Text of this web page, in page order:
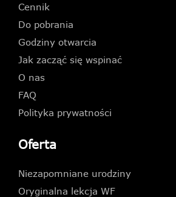
Cennik
Do pobrania
Godziny otwarcia
Jak zacząć się wspinać
O nas
FAQ
Polityka prywatności
Oferta
Niezapomniane urodziny
Oryginalna lekcja WF